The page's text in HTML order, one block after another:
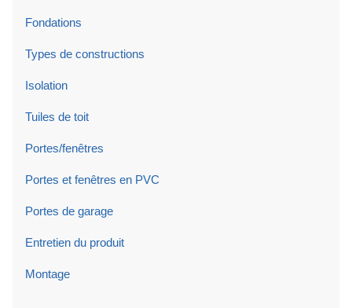
Fondations
Types de constructions
Isolation
Tuiles de toit
Portes/fenêtres
Portes et fenêtres en PVC
Portes de garage
Entretien du produit
Montage